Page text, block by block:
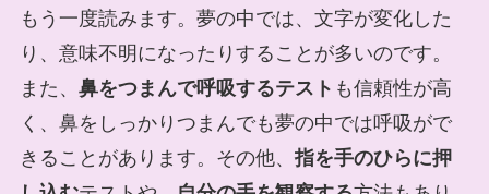
もう一度読みます。夢の中では、文字が変化した
り、意味不明になったりすることが多いのです。
また、 鼻をつまんで呼吸するテスト も信頼性が高
く、鼻をしっかりつまんでも夢の中では呼吸がで
きることがあります。その他、 指を手のひらに押